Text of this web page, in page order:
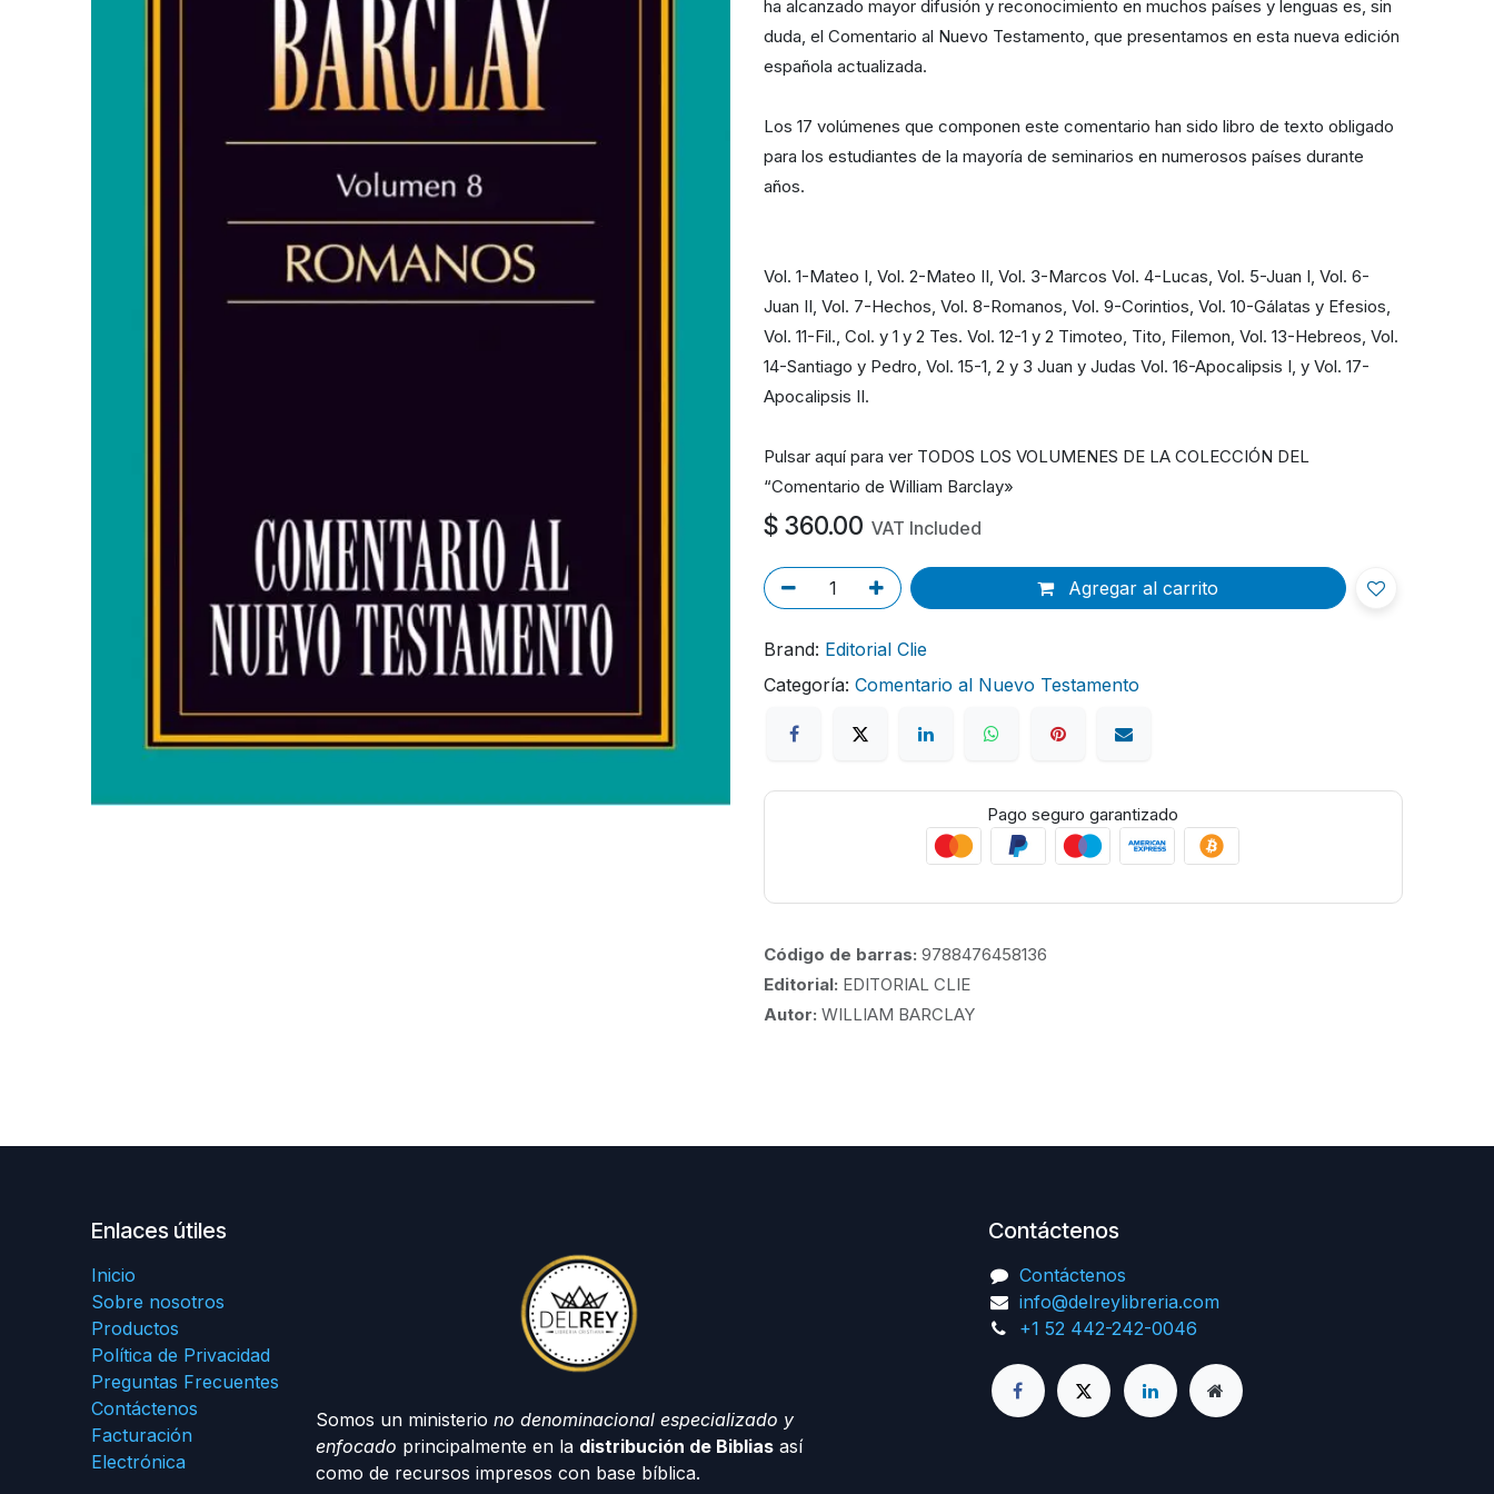
ha alcanzado mayor difusión y reconocimiento en muchos países y lenguas es, sin
duda, el Comentario al Nuevo Testamento, que presentamos en esta nueva edición
española actualizada.
Los 17 volúmenes que componen este comentario han sido libro de texto obligado
para los estudiantes de la mayoría de seminarios en numerosos países durante
años.
Vol. 1-Mateo I, Vol. 2-Mateo II, Vol. 3-Marcos Vol. 4-Lucas, Vol. 5-Juan I, Vol. 6-
Juan II, Vol. 7-Hechos, Vol. 8-Romanos, Vol. 9-Corintios, Vol. 10-Gálatas y Efesios,
Vol. 11-Fil., Col. y 1 y 2 Tes. Vol. 12-1 y 2 Timoteo, Tito, Filemon, Vol. 13-Hebreos, Vol.
14-Santiago y Pedro, Vol. 15-1, 2 y 3 Juan y Judas Vol. 16-Apocalipsis I, y Vol. 17-
Apocalipsis II.
Pulsar aquí para ver TODOS LOS VOLUMENES DE LA COLECCIÓN DEL
“Comentario de William Barclay»
$ 360.00 VAT Included
Agregar al carrito
Brand: Editorial Clie
Categoría: Comentario al Nuevo Testamento
Pago seguro garantizado
Código de barras: 9788476458136
Editorial: EDITORIAL CLIE
Autor: WILLIAM BARCLAY
Enlaces útiles
Inicio
Sobre nosotros
Productos
Política de Privacidad
Preguntas Frecuentes
Contáctenos
Facturación
Electrónica
Somos un ministerio no denominacional especializado y
enfocado principalmente en la distribución de Bibliasasí
como de recursos impresos con base bíblica.
Contáctenos
Contáctenos
info@delreylibreria.com
+1 52 442-242-0046